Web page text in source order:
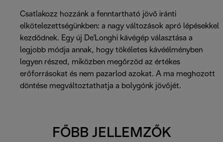
Csatlakozz hozzánk a fenntartható jövő iránti
elkötelezettségünkben: a nagy változások apró lépésekkel
kezdődnek. Egy új De'Longhi kávégép választása a
legjobb módja annak, hogy tökéletes kávéélményben
legyen részed, miközben megőrzöd az értékes
erőforrásokat és nem pazarlod azokat. A ma meghozott
döntése megváltoztathatja a bolygónk jövőjét.
FŐBB JELLEMZŐK